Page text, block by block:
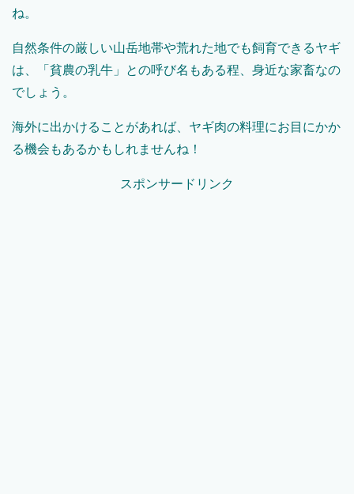
ね。
自然条件の厳しい山岳地帯や荒れた地でも飼育できるヤギ
は、「貧農の乳牛」との呼び名もある程、身近な家畜なの
でしょう。
海外に出かけることがあれば、ヤギ肉の料理にお目にかか
る機会もあるかもしれませんね！
スポンサードリンク